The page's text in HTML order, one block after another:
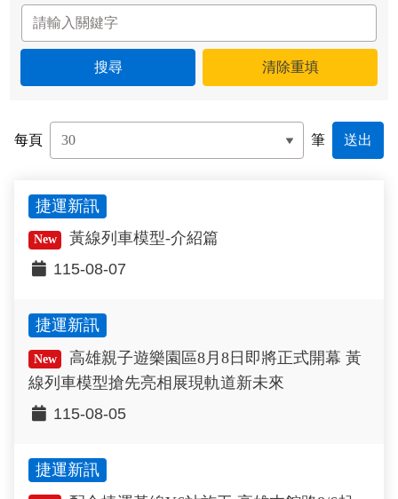
岡山路竹延伸線(第二A階段)
岡山路竹延伸線(第二B階段)
小港林園線
岡山路竹延伸線(第一階段)
政風園地
打詐儀錶板
常見問答
雙語詞彙
輕軌知識站
輕軌與傳統火車
輕軌與公車捷運
本局沿革
服務電話
網站導覽
每頁 筆
捷運新訊
New
黃線列車模型-介紹篇
115-08-07
捷運新訊
New
高雄親子遊樂園區8月8日即將正式開幕 黃
線列車模型搶先亮相展現軌道新未來
115-08-05
捷運新訊